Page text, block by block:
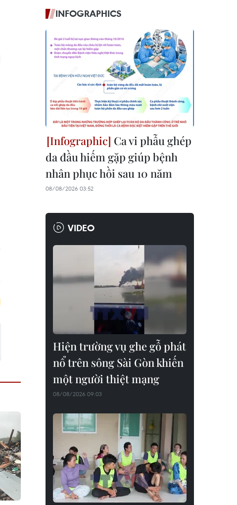
INFOGRAPHICS
Ca vi phẫu ghép
da đầu hiếm gặp giúp bệnh
nhân phục hồi sau 10 năm
08/08/2026 03:52
VIDEO
Hiện trường vụ ghe gỗ phát
nổ trên sông Sài Gòn khiến
một người thiệt mạng
08/08/2026 09:03